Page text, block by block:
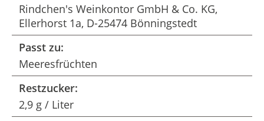
Rindchen's Weinkontor GmbH & Co. KG,
Ellerhorst 1a, D-25474 Bönningstedt
Passt zu:
Meeresfrüchten
Restzucker:
2,9 g / Liter